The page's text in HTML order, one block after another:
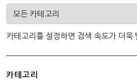
카테고리를 설정하면 검색 속도가 더욱
카테고리